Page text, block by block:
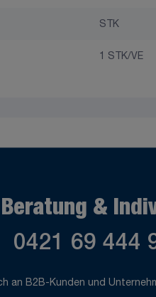
STK
1 STK/VE
&
0421 69 444
an B2B-Kunden und